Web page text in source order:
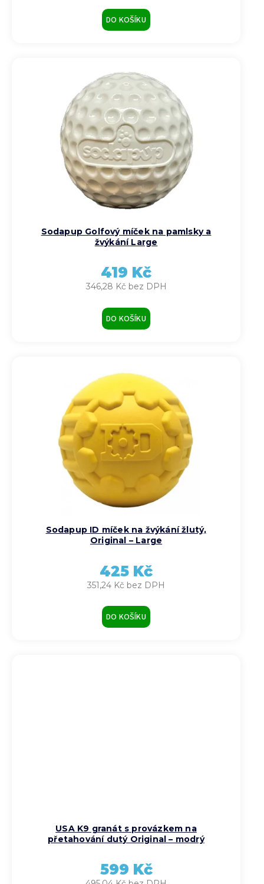
DO KOŠÍKU
Sodapup Golfový míček na pamlsky a
žvýkání Large
346,28 Kč bez DPH
419 Kč
DO KOŠÍKU
Sodapup ID míček na žvýkání žlutý,
Original – Large
351,24 Kč bez DPH
425 Kč
DO KOŠÍKU
USA K9 granát s provázkem na
přetahování dutý Original – modrý
599 Kč